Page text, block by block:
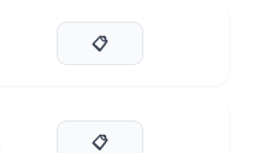
📋
📋